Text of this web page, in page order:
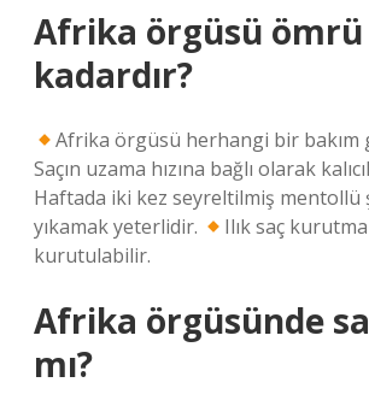
Afrika örgüsü ömrü
kadardır?
Afrika örgüsü herhangi bir bakım
Saçın uzama hızına bağlı olarak
Haftada iki kez seyreltilmiş mentollü
yıkamak yeterlidir.
Ilık saç
kurutulabilir.
Afrika örgüsünde
mı?